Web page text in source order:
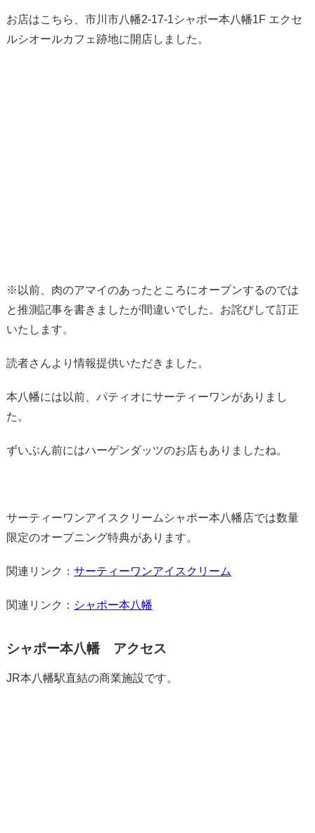
お店はこちら、市川市八幡2-17-1シャポー本八幡1F エクセ
ルシオールカフェ跡地に開店しました。
※以前、肉のアマイのあったところにオープンするのでは
と推測記事を書きましたが間違いでした。お詫びして訂正
いたします。
読者さんより情報提供いただきました。
本八幡には以前、パティオにサーティーワンがありまし
た。
ずいぶん前にはハーゲンダッツのお店もありましたね。
サーティーワンアイスクリームシャポー本八幡店では数量
限定のオープニング特典があります。
関連リンク： サーティーワンアイスクリーム
関連リンク： シャポー本八幡
シャポー本八幡 アクセス
JR本八幡駅直結の商業施設です。